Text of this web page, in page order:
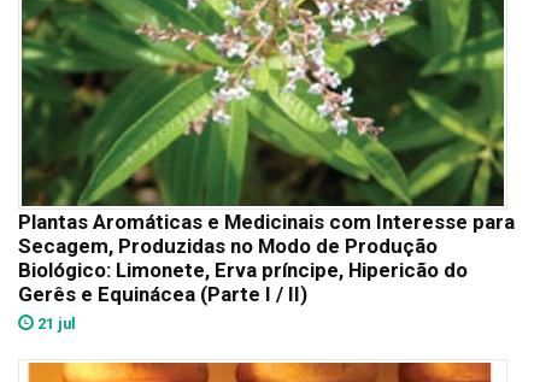
Plantas Aromáticas e Medicinais com Interesse para
Secagem, Produzidas no Modo de Produção
Biológico: Limonete, Erva príncipe, Hipericão do
Gerês e Equinácea (Parte I / II)
21 jul